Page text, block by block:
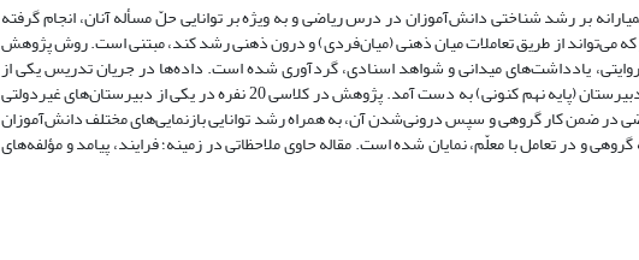
بر رشد شناختی دانش‌آموزان در درس ریاضی و به ویژه بر توانایی حلّ مسأله آنان، انجام گرفته
می‌تواند از طریق تعاملات میان ذهنی (‌میان‌فردی‌) و درون ذهنی رشد کند، مبتنی است. روش پژوهش
یادداشت‌های میدانی و شواهد اسنادی، گردآوری شده است. داده‌ها در جریان تدریس یکی از
معلّمان متخصّص و فعّال در رویکرد مذکور و در درس ریاضی تکمیلی پایه اول دبیرستان (پایه نهم کنونی) به دست آمد. پژوهش در کلاسی 20 نفره در یکی از دبیرستان‌های غیردولتی
ضمن کار گروهی و سپس درونی‌شدن آن، به همراه رشد توانایی بازنمایی‌های مختلف دانش‌آموزان‌
و در تعامل با معلّم، نمایان شده است. مقاله حاوی ملاحظاتی در زمینه؛ فرایند، پیامد و مؤلفه‌های